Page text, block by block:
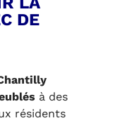
DE
à des
résidents